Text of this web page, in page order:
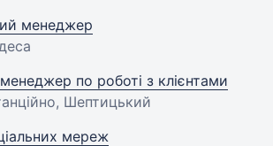
менеджер
по роботі з клієнтами
Шептицький
мереж